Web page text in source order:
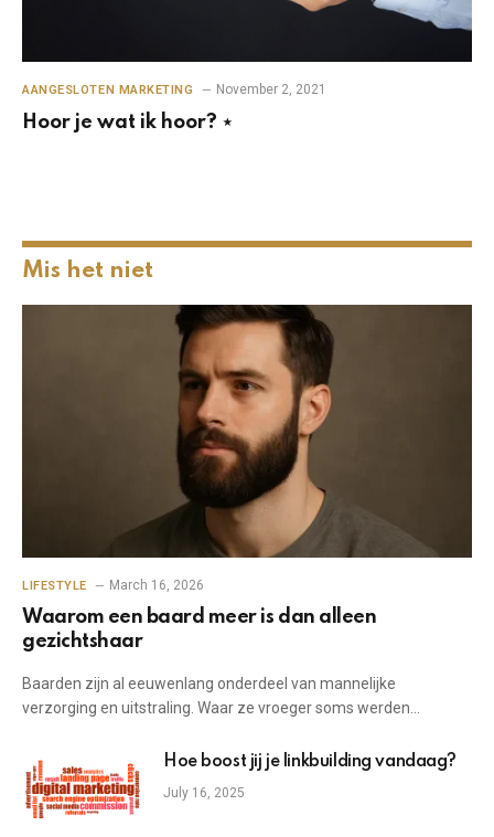
AANGESLOTEN MARKETING November 2, 2021
Hoor je wat ik hoor? ⋆
Mis het niet
LIFESTYLE March 16, 2026
Waarom een baard meer is dan alleen
gezichtshaar
Baarden zijn al eeuwenlang onderdeel van mannelijke
verzorging en uitstraling. Waar ze vroeger soms werden…
Hoe boost jij je linkbuilding vandaag?
July 16, 2025